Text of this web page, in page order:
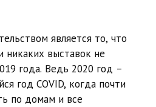
является то, что
выставок не
года. Ведь 2020 год –
год COVID, когда почти
по домам и все